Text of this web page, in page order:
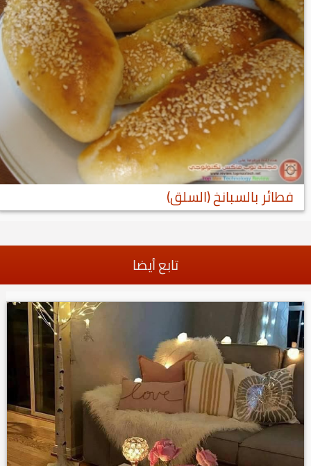
فطائر بالسبانخ (السلق)
تابع أيضا